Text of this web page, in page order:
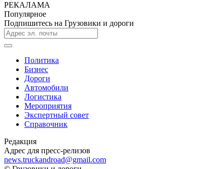
РЕКАЛАМА
Популярное
Подпишитесь на Грузовики и дороги
Политика
Бизнес
Дороги
Автомобили
Логистика
Мероприятия
Экспертный совет
Справочник
Редакция
Адрес для пресс-релизов
news.truckandroad@gmail.com